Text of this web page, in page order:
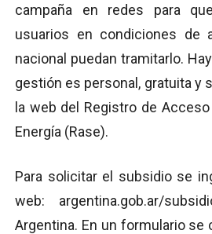
campaña en redes para
usuarios en condiciones de
nacional puedan tramitarlo.
gestión es personal, gratuita y
la web del Registro de
Energía (Rase).
Para solicitar el subsidio se
web: argentina.gob.ar/
Argentina. En un formulario se